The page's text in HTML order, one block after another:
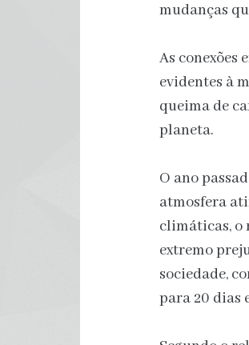
mudanças
As conexões
evidentes à
queima de
planeta.
O ano
atmosfera
climáticas, o
extremo
sociedade,
para 20 dias